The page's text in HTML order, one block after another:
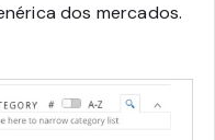
dos mercados.